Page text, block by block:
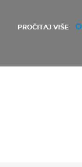
PROČITAJ VIŠE